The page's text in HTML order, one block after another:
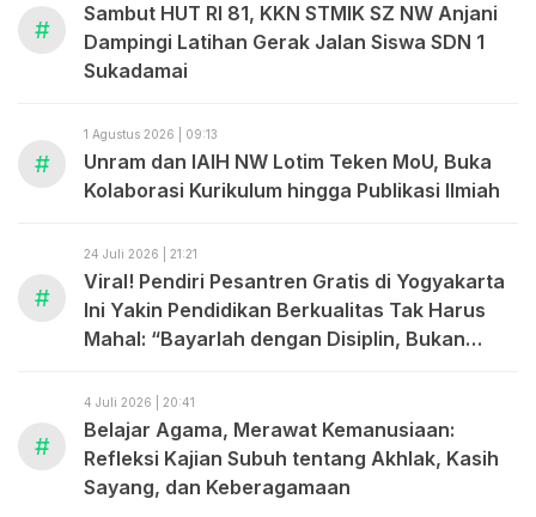
#
Sambut HUT RI 81, KKN STMIK SZ NW Anjani
Dampingi Latihan Gerak Jalan Siswa SDN 1
Sukadamai
#
1 Agustus 2026 | 09:13
Unram dan IAIH NW Lotim Teken MoU, Buka
Kolaborasi Kurikulum hingga Publikasi Ilmiah
#
24 Juli 2026 | 21:21
Viral! Pendiri Pesantren Gratis di Yogyakarta
Ini Yakin Pendidikan Berkualitas Tak Harus
Mahal: “Bayarlah dengan Disiplin, Bukan
#
4 Juli 2026 | 20:41
Belajar Agama, Merawat Kemanusiaan:
Refleksi Kajian Subuh tentang Akhlak, Kasih
Sayang, dan Keberagamaan